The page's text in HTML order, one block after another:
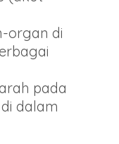
organ di
pada
dalam